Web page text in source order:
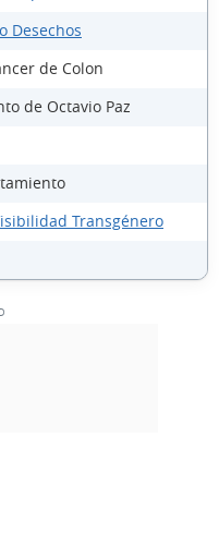
Desechos
de Colon
de Octavio Paz
Transgénero